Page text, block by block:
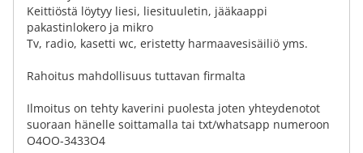
Keittiöstä löytyy liesi, liesituuletin, jääkaappi
pakastinlokero ja mikro
Tv, radio, kasetti wc, eristetty harmaavesisäiliö yms.
Rahoitus mahdollisuus tuttavan firmalta
Ilmoitus on tehty kaverini puolesta joten yhteydenotot
suoraan hänelle soittamalla tai txt/whatsapp numeroon
O4OO-3433O4